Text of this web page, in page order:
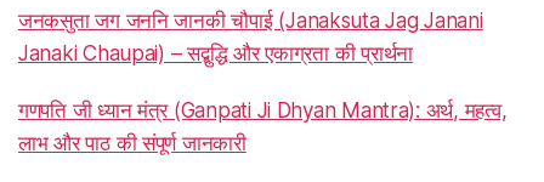
जनकसुता जग जननि जानकी चौपाई (Janaksuta Jag Janani
Janaki Chaupai) – सद्बुद्धि और एकाग्रता की प्रार्थना
गणपति जी ध्यान मंत्र (Ganpati Ji Dhyan Mantra): अर्थ, महत्व,
लाभ और पाठ की संपूर्ण जानकारी